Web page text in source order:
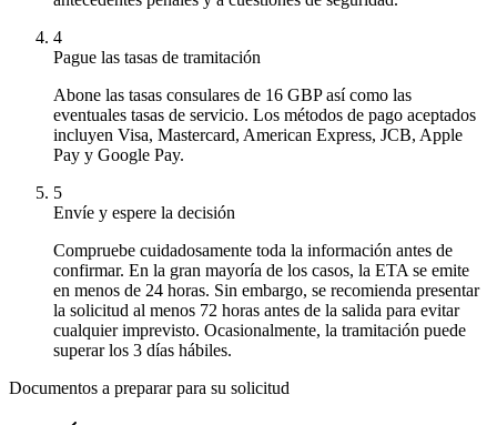
4
Pague las tasas de tramitación
Abone las tasas consulares de 16 GBP así como las
eventuales tasas de servicio. Los métodos de pago aceptados
incluyen Visa, Mastercard, American Express, JCB, Apple
Pay y Google Pay.
5
Envíe y espere la decisión
Compruebe cuidadosamente toda la información antes de
confirmar. En la gran mayoría de los casos, la ETA se emite
en menos de 24 horas. Sin embargo, se recomienda presentar
la solicitud al menos 72 horas antes de la salida para evitar
cualquier imprevisto. Ocasionalmente, la tramitación puede
superar los 3 días hábiles.
Documentos a preparar para su solicitud